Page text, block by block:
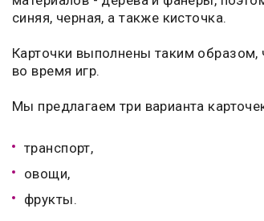
синяя, черная, а также кисточка.
Карточки выполнены таким
во время игр.
Мы предлагаем три варианта
транспорт,
овощи,
фрукты.